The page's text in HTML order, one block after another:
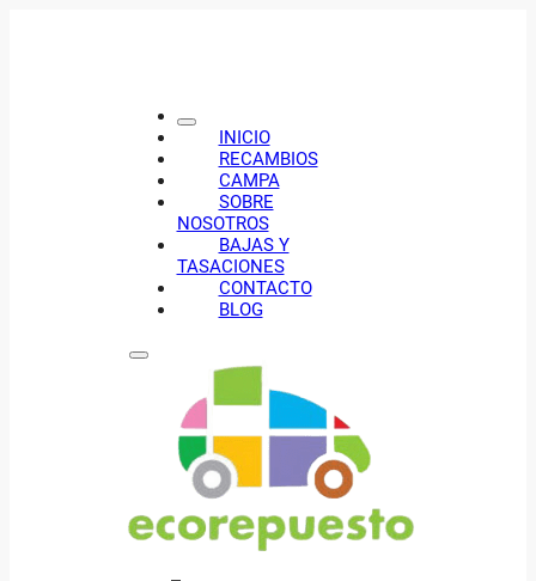
INICIO
RECAMBIOS
CAMPA
SOBRE
NOSOTROS
BAJAS Y
TASACIONES
CONTACTO
BLOG